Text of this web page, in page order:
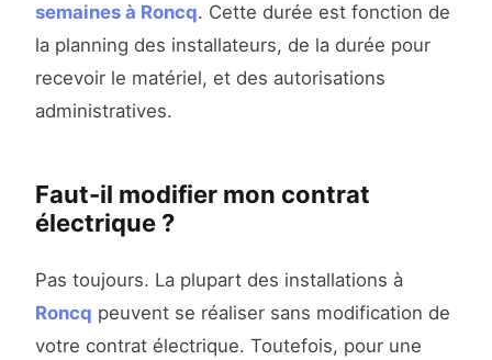
semaines à Roncq. Cette durée est fonction de
la planning des installateurs, de la durée pour
recevoir le matériel, et des autorisations
administratives.
Faut-il modifier mon contrat
électrique ?
Pas toujours. La plupart des installations à
Roncq peuvent se réaliser sans modification de
votre contrat électrique. Toutefois, pour une